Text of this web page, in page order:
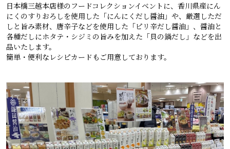
商品の選び方
特集
レシピ
ご利用ガイド 安全・安心への取り組み
よくあるご質問 サイトマップ
お問い合わせ カタログ請求
日本橋三越本店様のフードコレクションイベントに、香川県産にん
にくのすりおろしを使用した「にんにくだし醤油」や、厳選しただ
しと旨み素材、唐辛子などを使用した「ピリ辛だし醤油」、醤油と
各種だしにホタテ・シジミの旨みを加えた「貝の鍋だし」などを出
品いたします。
簡単・便利なレシピカードもご用意しております。